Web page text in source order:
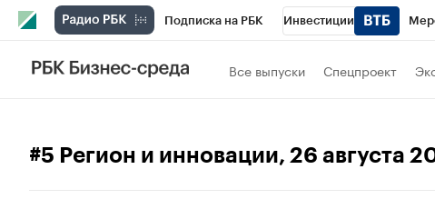
Подписка на РБК Инвестиции
РБК Вино Все выпуски Спецпроект
#5 Регион и инновации, 26 августа